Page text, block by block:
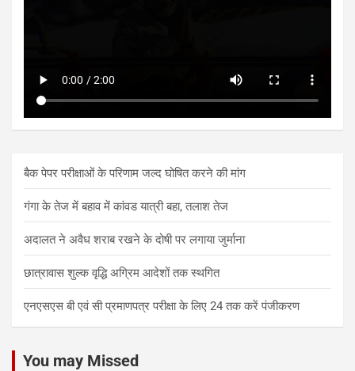
बैक पेपर परीक्षाओं के परिणाम जल्द घोषित करने की मांग
गंगा के तेज में बहाव में कांवड यात्री बहा, तलाश तेज
अदालत ने अवैध शराब रखने के दोषी पर लगाया जुर्माना
छात्रावास शुल्क वृद्धि अग्रिम आदेशों तक स्थगित
एनएसएस बी एवं सी प्रमाणपत्र परीक्षा के लिए 24 तक करें पंजीकरण
You may Missed